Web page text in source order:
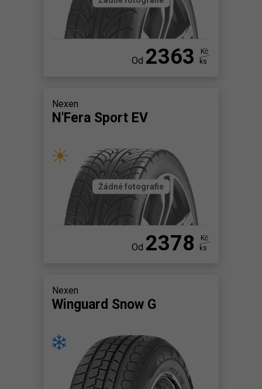
Od 2363
Kč
ks
Nexen
N'Fera Sport EV
Žádné fotografie
Od 2378
Kč
ks
Nexen
Winguard Snow G